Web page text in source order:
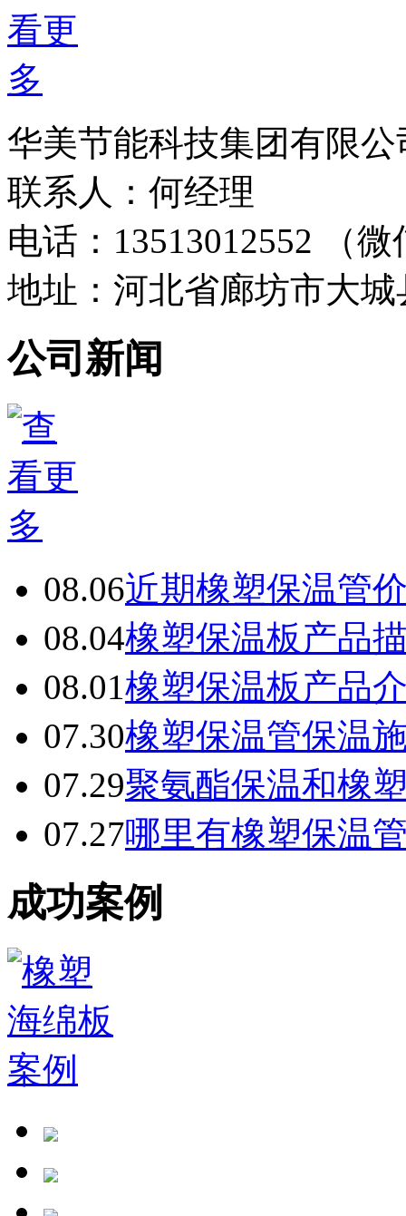
华美节能科技集团有限公
联系人：何经理
电话：13513012552 （
地址：河北省廊坊市大
公司新闻
08.06近期橡塑保温管
08.04橡塑保温板产品
08.01橡塑保温板产品
07.30橡塑保温管保温
07.29聚氨酯保温和橡
07.27哪里有橡塑保温
成功案例